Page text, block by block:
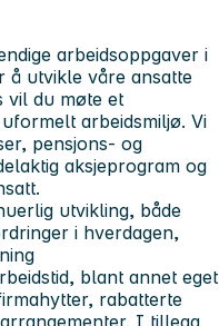
arbeidsoppgaver i
å utvikle våre ansatte
vil du møte et
arbeidsmiljø. Vi
pensjons- og
aksjeprogram og
utvikling, både
i hverdagen,
blant annet eget
rabatterte
I tillegg